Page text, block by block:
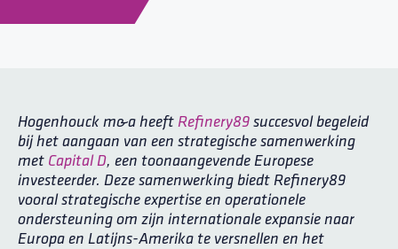
Hogenhouck m&a heeft Refinery89 succesvol begeleid
bij het aangaan van een strategische samenwerking
met Capital D, een toonaangevende Europese
investeerder. Deze samenwerking biedt Refinery89
vooral strategische expertise en operationele
ondersteuning om zijn internationale expansie naar
Europa en Latijns-Amerika te versnellen en het